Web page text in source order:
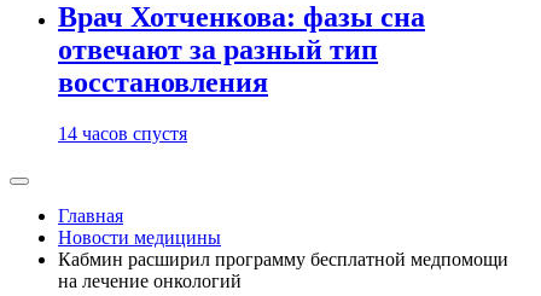
Врач Хотченкова: фазы сна
отвечают за разный тип
восстановления
14 часов спустя
Главная
Новости медицины
Кабмин расширил программу бесплатной медпомощи
на лечение онкологий